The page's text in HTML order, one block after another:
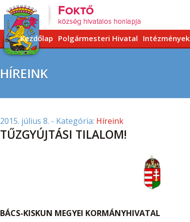
Kezdőlap Polgármesteri Hivatal Intézmények
HÍREINK
2015. július 8. - Kategória: Híreink
TŰZGYÚJTÁSI TILALOM!
BÁCS-KISKUN MEGYEI KORMÁNYHIVATAL